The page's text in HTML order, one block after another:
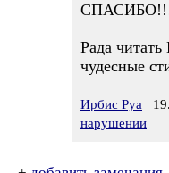
Рада
чудесные
Ирбис Руа
нарушении